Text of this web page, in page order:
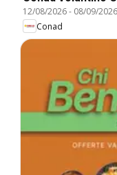
12/08/2026- 08/09/2026
Conad